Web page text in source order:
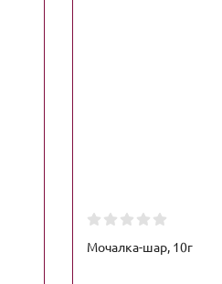
Мочалка-шар, 10г